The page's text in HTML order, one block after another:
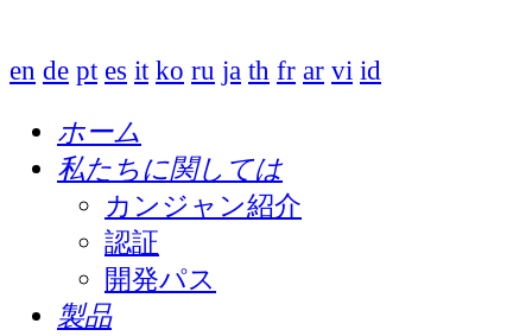
en de pt es it ko ru ja th fr ar vi id
ホーム
私たちに関しては
カンジャン紹介
認証
開発パス
製品